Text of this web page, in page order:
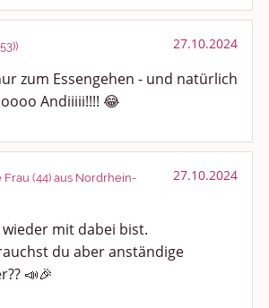
27.10.2024
zum Essengehen - und natürlich
Andiiiii!!!! 😂
Frau (44) aus Nordrhein-
27.10.2024
mit dabei bist.
du aber anständige
📣🎉